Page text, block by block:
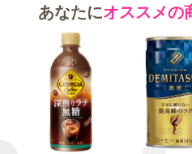
※2 コーヒーに占めるエスプレッソ
・賞味期限：メーカー製造日より
・原産国（最終加工地）：日本
・原材料/材質/素材：牛乳（国内
脂濃縮乳加工品/香料、カゼイン
あなたにオススメの